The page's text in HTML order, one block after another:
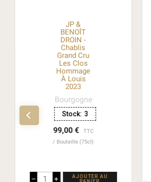
JP &
BENOÎT
DROIN -
Chablis
Grand Cru
Les Clos
Hommage
À Louis
2023
Bourgogne
Stock: 3
99,00 €
TTC
Bouteille (75cl)
– +
AJOUTER AU